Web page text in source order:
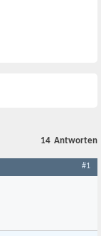
14 Antworten
#1